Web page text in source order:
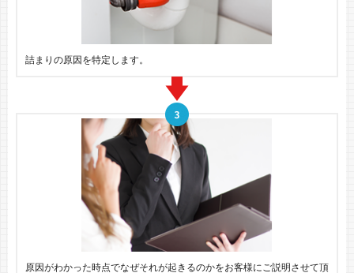
詰まりの原因を特定します。
原因がわかった時点でなぜそれが起きるのかをお客様にご説明させて頂